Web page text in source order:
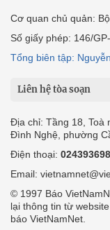
Cơ quan chủ quản:
Số giấy phép: 146/
Tổng biên tập:
Liên hệ tòa soạn
Địa chỉ: Tầng 18, Toà
Đình Nghệ, phường
Điện thoại:
Email:
© 1997 Báo
lại thông tin từ
báo VietNamNet.